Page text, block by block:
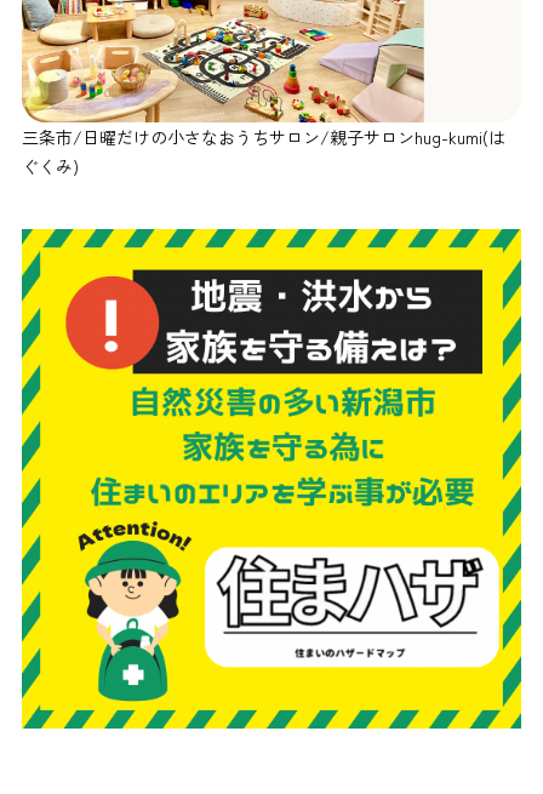
三条市/日曜だけの小さなおうちサロン/親子サロンhug-kumi(は
ぐくみ)